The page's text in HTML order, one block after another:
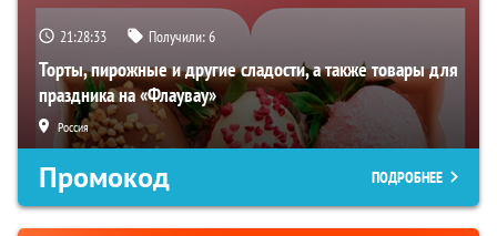
21:28:32 Получили:6
Торты, пирожные и другие сладости, а также товары для
праздника на «Флаувау»
Россия
Промокод ПОДРОБНЕЕ